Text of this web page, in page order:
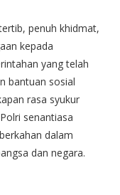
penuh khidmat,
kepada
yang telah
bantuan sosial
rasa syukur
senantiasa
dalam
dan negara.